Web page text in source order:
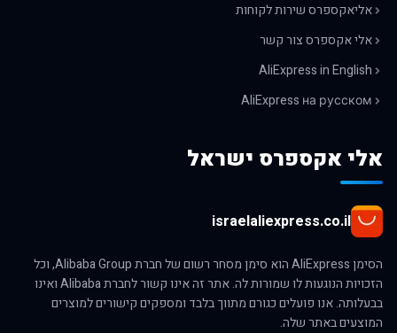
אליאקספרס שירות לקוחות
אלי אקספרס צור קשר
AliExpress in English
AliExpress на русском
אלי אקספרס ישראל
israelaliexpress.co.il
הסימן AliExpress הוא סימן מסחר רשום של חברת Alibaba Group, וכל
הזכויות הנוגעות לו שמורות לה. אתר זה אינו קשור לחברת Alibaba ואינו
בבעלותה. אנו פועלים כגורם מתווך בלבד ומספקים קישורים למוצרים
המוצעים באתר שלה.